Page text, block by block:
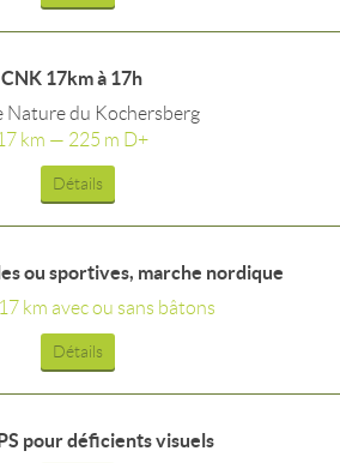
CNK 17km à 17h
Nature du Kochersberg
km — 225 m D+
Détails
ou sportives, marche nordique
km avec ou sans bâtons
Détails
pour déficients visuels